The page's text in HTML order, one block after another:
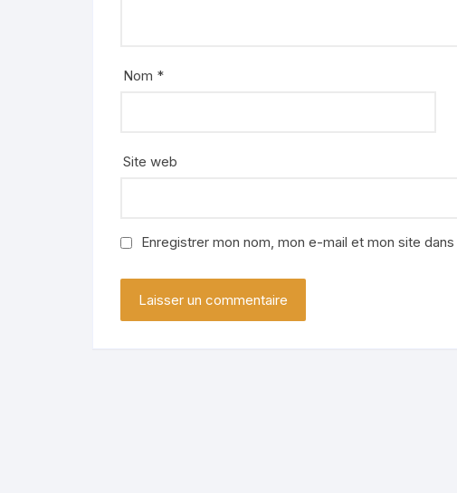
Nom *
Site web
Enregistrer mon nom, mon e-mail et mon site